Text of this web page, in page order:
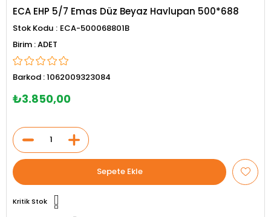
ECA EHP 5/7 Emas Düz Beyaz Havlupan 500*688
Stok Kodu
ECA-500068801B
ADET
Barkod :1062009323084
₺3.850,00
Kritik Stok